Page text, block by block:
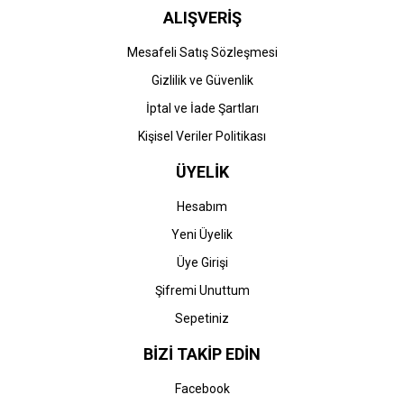
ALIŞVERİŞ
Mesafeli Satış Sözleşmesi
Gizlilik ve Güvenlik
İptal ve İade Şartları
Kişisel Veriler Politikası
ÜYELİK
Hesabım
Yeni Üyelik
Üye Girişi
Şifremi Unuttum
Sepetiniz
BİZİ TAKİP EDİN
Facebook